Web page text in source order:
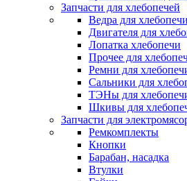
Запчасти для хлебопечей
Ведра для хлебопечи
Двигателя для
Лопатка хлебопечи
Прочее для
Ремни для
Сальники для
ТЭНы для
Шкивы для
Запчасти для
Ремкомплекты
Кнопки
Барабан, насадка
Втулки